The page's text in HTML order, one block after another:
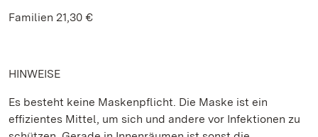
Familien 21,30 €
HINWEISE
Es besteht keine Maskenpflicht. Die Maske ist ein
effizientes Mittel, um sich und andere vor Infektionen zu